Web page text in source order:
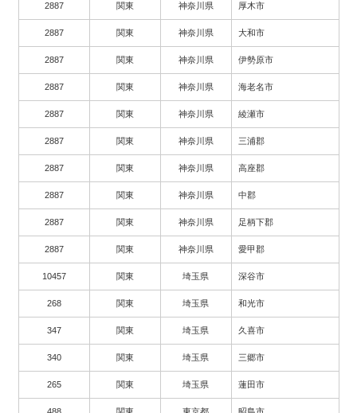
2887 関東 神奈川県 厚木市
2887 関東 神奈川県 大和市
2887 関東 神奈川県 伊勢原市
2887 関東 神奈川県 海老名市
2887 関東 神奈川県 綾瀬市
2887 関東 神奈川県 三浦郡
2887 関東 神奈川県 高座郡
2887 関東 神奈川県 中郡
2887 関東 神奈川県 足柄下郡
2887 関東 神奈川県 愛甲郡
10457 関東 埼玉県 深谷市
268 関東 埼玉県 和光市
347 関東 埼玉県 久喜市
340 関東 埼玉県 三郷市
265 関東 埼玉県 蓮田市